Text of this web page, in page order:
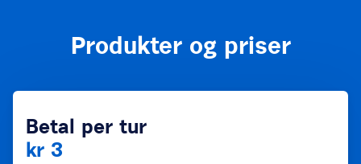
Produkter og priser
Betal per tur
kr 3